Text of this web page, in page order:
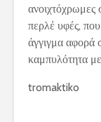
ανοιχτόχρωμες
περλέ υφές,
άγγιγμα αφορά
καμπυλότητα
tromaktiko